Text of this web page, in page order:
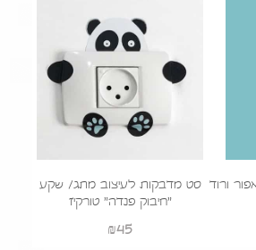
ורוד
סט מדבקות לעיצוב מתג/ שקע
"חיבוק פנדה" טורקיז
₪45